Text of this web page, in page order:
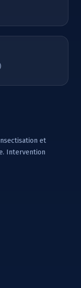
et
Intervention